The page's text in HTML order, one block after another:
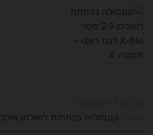
קונסולות נפתחות לשולחן אוכל